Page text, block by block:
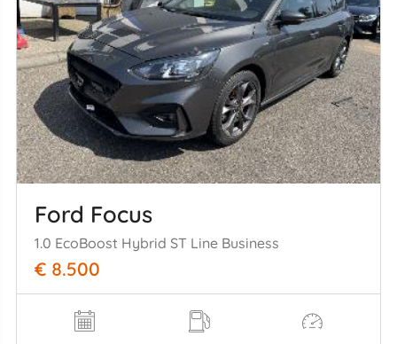
Ford Focus
1.0 EcoBoost Hybrid ST Line Business
€ 8.500